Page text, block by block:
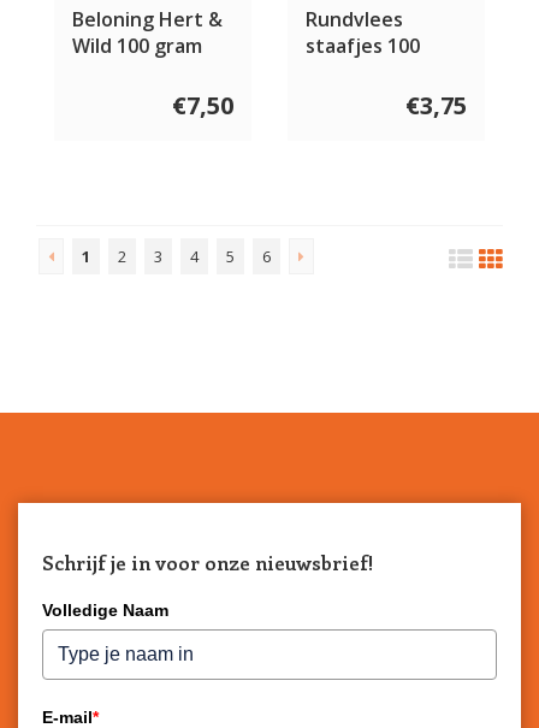
Beloning Hert &
Wild 100 gram
€7,50
Rundvlees
staafjes 100
€3,75
1 2 3 4 5 6
Schrijf je in voor onze nieuwsbrief!
Volledige Naam
E-mail*